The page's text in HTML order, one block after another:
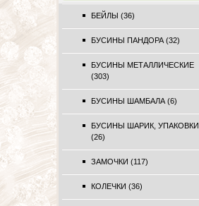
БЕЙЛЫ (36)
БУСИНЫ ПАНДОРА (32)
БУСИНЫ МЕТАЛЛИЧЕСКИЕ
(303)
БУСИНЫ ШАМБАЛА (6)
БУСИНЫ ШАРИК, УПАКОВКИ
(26)
ЗАМОЧКИ (117)
КОЛЕЧКИ (36)